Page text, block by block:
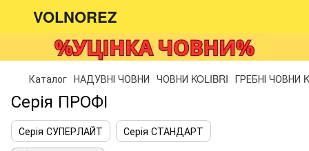
VOLNOREZ
Каталог НАДУВНІ ЧОВНИ ЧОВНИ KOLIBRI ГРЕБНІ ЧОВНИ
Серія ПРОФІ
Серія СУПЕРЛАЙТ
Серія СТАНДАРТ